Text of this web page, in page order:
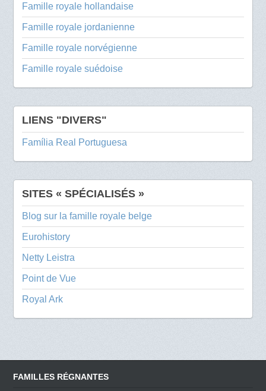
Famille royale hollandaise
Famille royale jordanienne
Famille royale norvégienne
Famille royale suédoise
LIENS "DIVERS"
Família Real Portuguesa
SITES « SPÉCIALISÉS »
Blog sur la famille royale belge
Eurohistory
Netty Leistra
Point de Vue
Royal Ark
FAMILLES RÉGNANTES